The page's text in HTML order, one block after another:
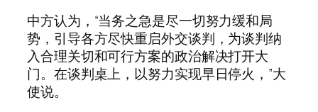
中方认为，“当务之急是尽一切努力缓和局
势，引导各方尽快重启外交谈判，为谈判纳
入合理关切和可行方案的政治解决打开大
门。在谈判桌上，以努力实现早日停火，”大
使说。